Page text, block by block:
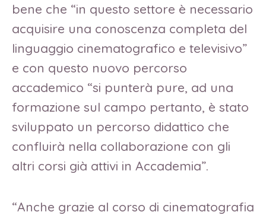
bene che “in questo settore è necessario
acquisire una conoscenza completa del
linguaggio cinematografico e televisivo”
e con questo nuovo percorso
accademico “si punterà pure, ad una
formazione sul campo pertanto, è stato
sviluppato un percorso didattico che
confluirà nella collaborazione con gli
altri corsi già attivi in Accademia”.
“Anche grazie al corso di cinematografia